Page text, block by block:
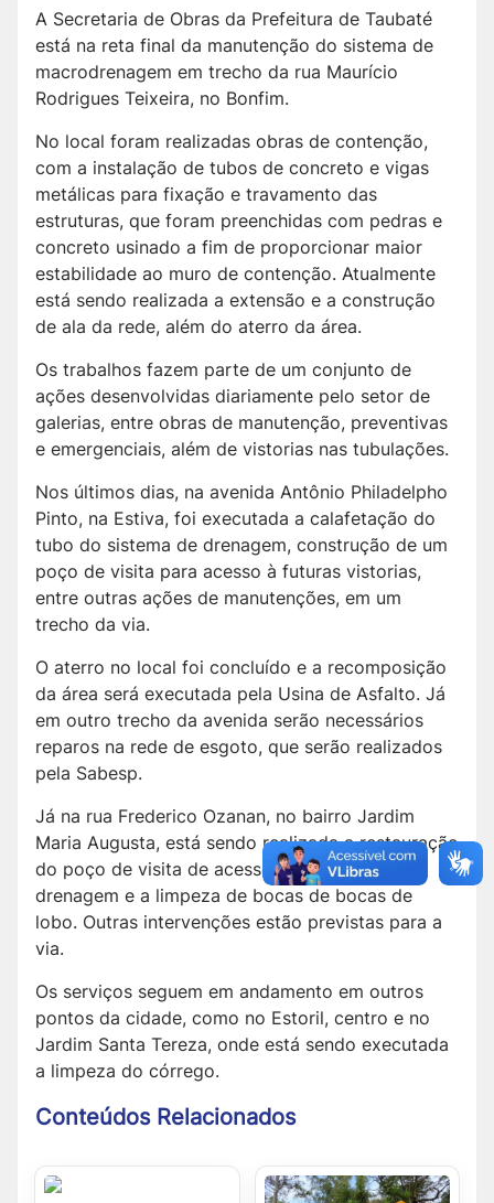
A Secretaria de Obras da Prefeitura de Taubaté
está na reta final da manutenção do sistema de
macrodrenagem em trecho da rua Maurício
Rodrigues Teixeira, no Bonfim.
No local foram realizadas obras de contenção,
com a instalação de tubos de concreto e vigas
metálicas para fixação e travamento das
estruturas, que foram preenchidas com pedras e
concreto usinado a fim de proporcionar maior
estabilidade ao muro de contenção. Atualmente
está sendo realizada a extensão e a construção
de ala da rede, além do aterro da área.
Os trabalhos fazem parte de um conjunto de
ações desenvolvidas diariamente pelo setor de
galerias, entre obras de manutenção, preventivas
e emergenciais, além de vistorias nas tubulações.
Nos últimos dias, na avenida Antônio Philadelpho
Pinto, na Estiva, foi executada a calafetação do
tubo do sistema de drenagem, construção de um
poço de visita para acesso à futuras vistorias,
entre outras ações de manutenções, em um
trecho da via.
O aterro no local foi concluído e a recomposição
da área será executada pela Usina de Asfalto. Já
em outro trecho da avenida serão necessários
reparos na rede de esgoto, que serão realizados
pela Sabesp.
Já na rua Frederico Ozanan, no bairro Jardim
Maria Augusta, está sendo realizada a restauração
do poço de visita de acesso ao sistema de
drenagem e a limpeza de bocas de bocas de
lobo. Outras intervenções estão previstas para a
via.
Os serviços seguem em andamento em outros
pontos da cidade, como no Estoril, centro e no
Jardim Santa Tereza, onde está sendo executada
a limpeza do córrego.
Conteúdos Relacionados